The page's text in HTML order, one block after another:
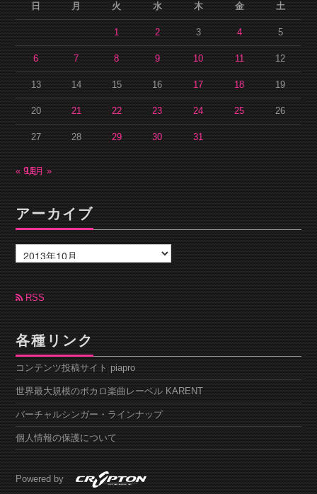
日
月 火 水 木 金 土
1 2 3 4 5
6 7 8 9 10 11 12
13 14 15 16 17 18 19
20 21 22 23 24 25 26
27 28 29 30 31
« 9月
11月 »
アーカイブ
ー
カ
ブ RSS
各種リンク
コンテンツ投稿サイト piapro
世界最大規模のボカロ楽曲レーベル KARENT
バーチャルシンガー・ラインナップ
個人情報の保護について
Powered by